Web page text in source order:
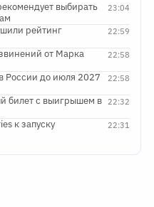
23:04
выбирать
22:59
рейтинг
22:58
от Марка
22:58
России до июля 2027
22:32
билет с выигрышем в
22:31
к запуску